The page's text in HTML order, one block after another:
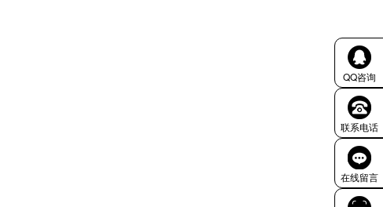
QQ咨询
联系电话
在线留言